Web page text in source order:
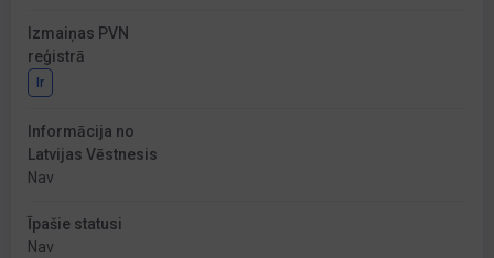
Izmaiņas PVN
reģistrā
Ir
Informācija no
Latvijas Vēstnesis
Nav
Īpašie statusi
Nav